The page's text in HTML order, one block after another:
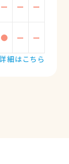
ー ー ー
● ー
ー
細はこちら